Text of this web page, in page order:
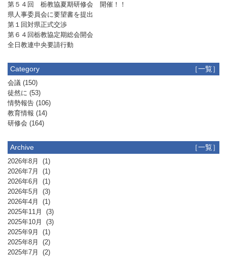
第５４回 栃教協夏期研修会 開催！！
県人事委員会に要望書を提出
第１回対県正式交渉
第６４回栃教協定期総会開会
全日教連中央要請行動
Category ［一覧］
会議 (150)
徒然に (53)
情勢報告 (106)
教育情報 (14)
研修会 (164)
Archive ［一覧］
2026年8月
(1)
2026年7月
(1)
2026年6月
(1)
2026年5月
(3)
2026年4月
(1)
2025年11月
(3)
2025年10月
(3)
2025年9月
(1)
2025年8月
(2)
2025年7月
(2)